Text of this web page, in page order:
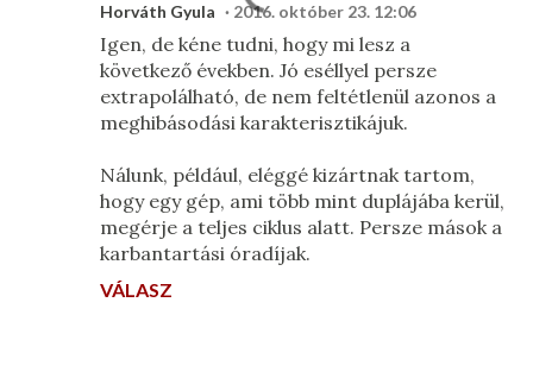
Horváth Gyula 2016. október 23. 12:06
Igen, de kéne tudni, hogy mi lesz a
következő években. Jó eséllyel persze
extrapolálható, de nem feltétlenül azonos a
meghibásodási karakterisztikájuk.
Nálunk, például, eléggé kizártnak tartom,
hogy egy gép, ami több mint duplájába kerül,
megérje a teljes ciklus alatt. Persze mások a
karbantartási óradíjak.
VÁLASZ